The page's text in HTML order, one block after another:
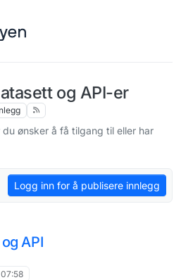
og API-er
ønsker å få tilgang til eller har
Logg inn for å publisere innlegg
API